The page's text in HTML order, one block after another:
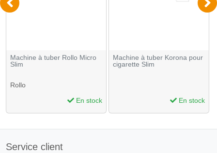
Machine à tuber Rollo Micro
Slim
Rollo
En stock
Machine à tuber Korona pour
cigarette Slim
En stock
Service client